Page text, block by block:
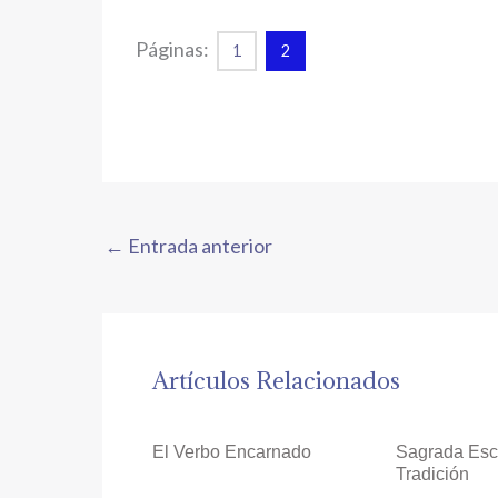
Páginas: 1 2
← Entrada anterior
Artículos Relacionados
El Verbo Encarnado
Sagrada
Tradición